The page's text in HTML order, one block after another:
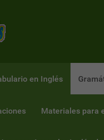
en Inglés
Materiales para